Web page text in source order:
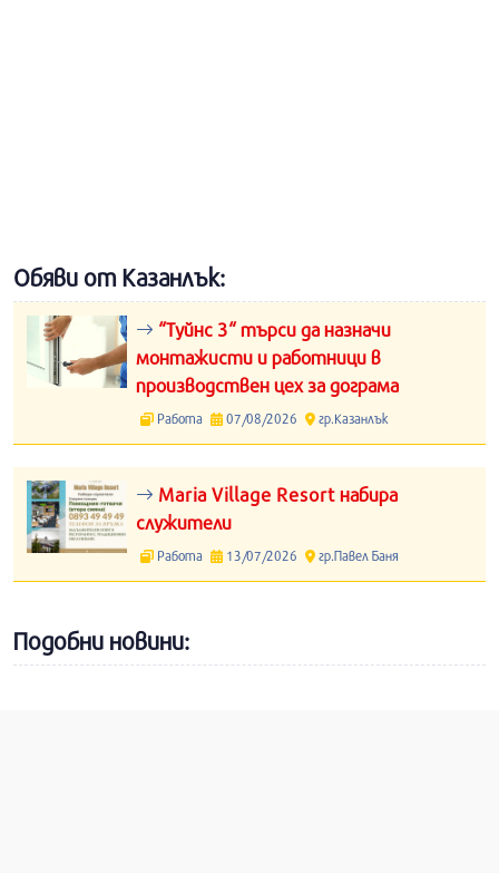
Обяви от Казанлък:
“Туйнс 3“ търси да назначи
монтажисти и работници в
производствен цех за дограма
Работа 07/08/2026 гр.Казанлък
Maria Village Resort набира
служители
Работа 13/07/2026 гр.Павел Баня
Подобни новини: